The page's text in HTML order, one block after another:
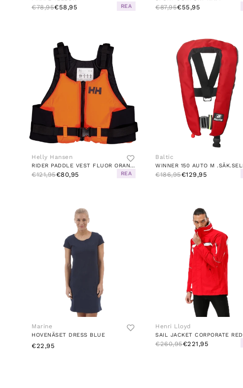
€78,95€58,95 REA €87,95€55,95
Helly Hansen
RIDER PADDLE VEST FLUOR ORANGE
€121,95€80,95 REA
Baltic
€186,95€129,95
Marine
HOVENÄSET DRESS BLUE
€22,95
Henri Lloyd
SAIL JACKET CORPORATE RED
€260,95€221,95